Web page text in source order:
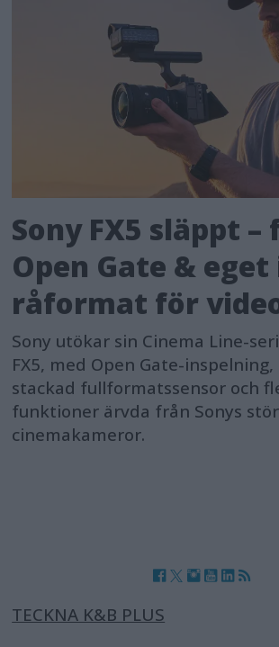
Sony FX5 släppt –
Open Gate &
råformat för
Sony utökar sin Cinema Line-
FX5, med Open Gate-
stackad fullformatssensor och
funktioner ärvda från Sonys
cinemakameror.
TECKNA K&B PLUS